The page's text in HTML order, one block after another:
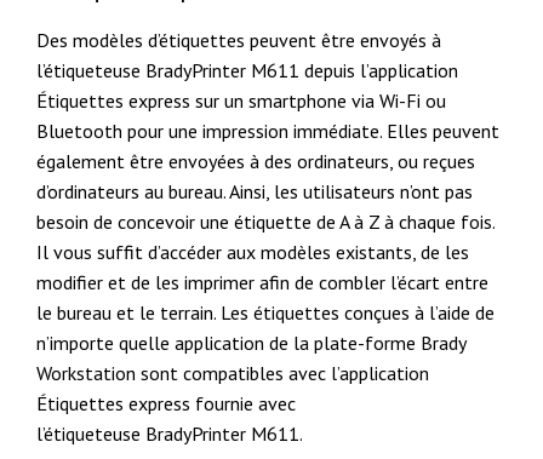
Des modèles d’étiquettes peuvent être envoyés à
l’étiqueteuse BradyPrinter M611 depuis l’application
Étiquettes express sur un smartphone via Wi-Fi ou
Bluetooth pour une impression immédiate. Elles peuvent
également être envoyées à des ordinateurs, ou reçues
d’ordinateurs au bureau. Ainsi, les utilisateurs n’ont pas
besoin de concevoir une étiquette de A à Z à chaque fois.
Il vous suffit d’accéder aux modèles existants, de les
modifier et de les imprimer afin de combler l’écart entre
le bureau et le terrain. Les étiquettes conçues à l’aide de
n’importe quelle application de la plate-forme Brady
Workstation sont compatibles avec l’application
Étiquettes express fournie avec
l’étiqueteuse BradyPrinter M611.